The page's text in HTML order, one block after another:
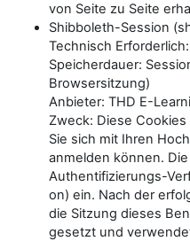
von Seite zu Seite
Shibboleth-Session
Technisch
Speicherdauer:
Browsersitzung)
Anbieter: THD E-
Zweck: Diese
Sie sich mit Ihren
anmelden können.
Authentifizierungs-
on) ein. Nach der
die Sitzung dieses
gesetzt und